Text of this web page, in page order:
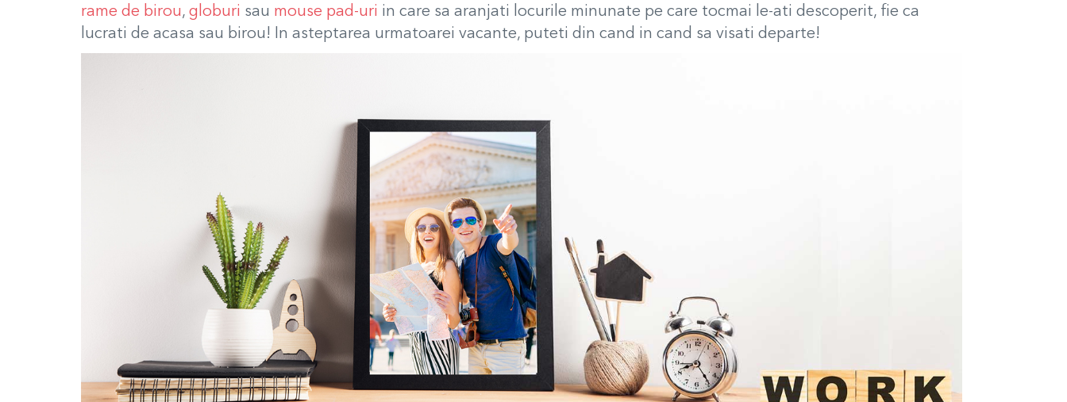
rame de birou, globuri sau mouse pad-uri in care sa aranjati locurile minunate pe care tocmai le-ati descoperit, fie ca
lucrati de acasa sau birou! In asteptarea urmatoarei vacante, puteti din cand in cand sa visati departe!